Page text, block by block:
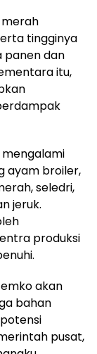
merah
tingginya
panen dan
itu,
mengalami
ayam broiler,
seledri,
jeruk.
produksi
akan
bahan
pusat,